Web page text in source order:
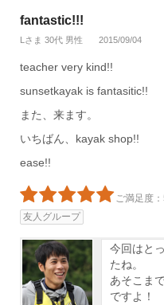
fantastic!!!
Lさま 30代 男性 2015/09/04
teacher very kind!!
sunsetkayak is fantasitic!!
また、来ます。
いちばん、kayak shop!!
ease!!
ご満足度
友人グループ
今回はと
たね。
あそこま
ですよ！